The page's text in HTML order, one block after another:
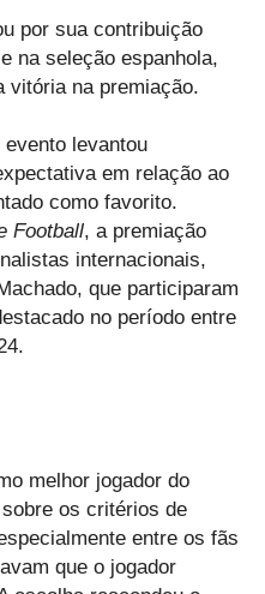
por sua contribuição
na seleção espanhola,
vitória na premiação.
levantou
em relação ao
como favorito.
Football, a premiação
internacionais,
que participaram
no período entre
melhor jogador do
os critérios de
entre os fãs
que o jogador